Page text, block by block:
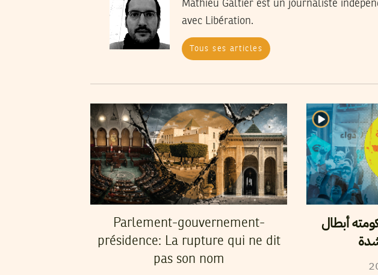
Mathieu Galtier est un journaliste
avec Libération.
Tous ses articles
Parlement-gouvernement-
présidence: La rupture qui ne dit
pas son nom
أبطال